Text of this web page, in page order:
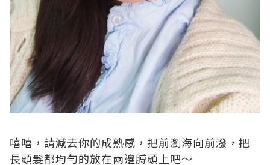
嘻嘻，請減去你的成熟感，把前瀏海向前潑，把
長頭髮都均勻的放在兩邊膊頭上吧～